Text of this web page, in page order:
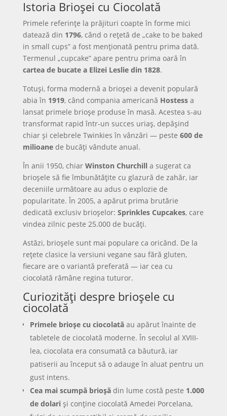
Istoria Brioșei cu Ciocolată
Primele referințe la prăjituri coapte în forme mici
datează din 1796, când o rețetă de „cake to be baked
in small cups” a fost menționată pentru prima dată.
Termenul „cupcake” apare pentru prima oară în
cartea de bucate a Elizei Leslie din 1828.
Totuși, forma modernă a brioșei a devenit populară
abia în 1919, când compania americană Hostessa
lansat primele brioșe produse în masă. Acestea s-au
transformat rapid într-un succes uriaș, depășind
chiar și celebrele Twinkies în vânzări — peste 600 de
milioanede bucăți vândute anual.
În anii 1950, chiar Winston Churchilla sugerat ca
brioșele să fie îmbunătățite cu glazură de zahăr, iar
deceniile următoare au adus o explozie de
popularitate. În 2005, a apărut prima brutărie
dedicată exclusiv brioșelor: Sprinkles Cupcakes, care
vindea zilnic peste 25.000 de bucăți.
Astăzi, brioșele sunt mai populare ca oricând. De la
rețete clasice la versiuni vegane sau fără gluten,
fiecare are o variantă preferată — iar cea cu
ciocolată rămâne regina tuturor.
Curiozități despre brioșele cu
ciocolată
Primele brioșe cu ciocolatăau apărut înainte de
tabletele de ciocolată moderne. În secolul al XVIII-
lea, ciocolata era consumată ca băutură, iar
patiserii au început să o adauge în aluat pentru un
gust intens.
Cea mai scumpă brioșădin lume costă peste 1.000
de dolariși conține ciocolată Amedei Porcelana,